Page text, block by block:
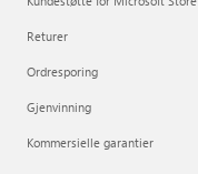
Returer
Ordresporing
Gjenvinning
Kommersielle garantier